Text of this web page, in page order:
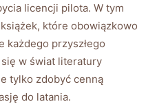
licencji⁣ pilota. W tym
które obowiązkowo
⁣każdego przyszłego
w ⁣świat ‍literatury‍
tylko zdobyć cenną
do latania.